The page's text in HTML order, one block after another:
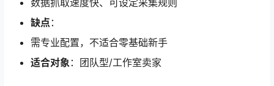
缺点 ：
需专业配置，不适合零基础新手
适合对象 ：团队型/工作室卖家